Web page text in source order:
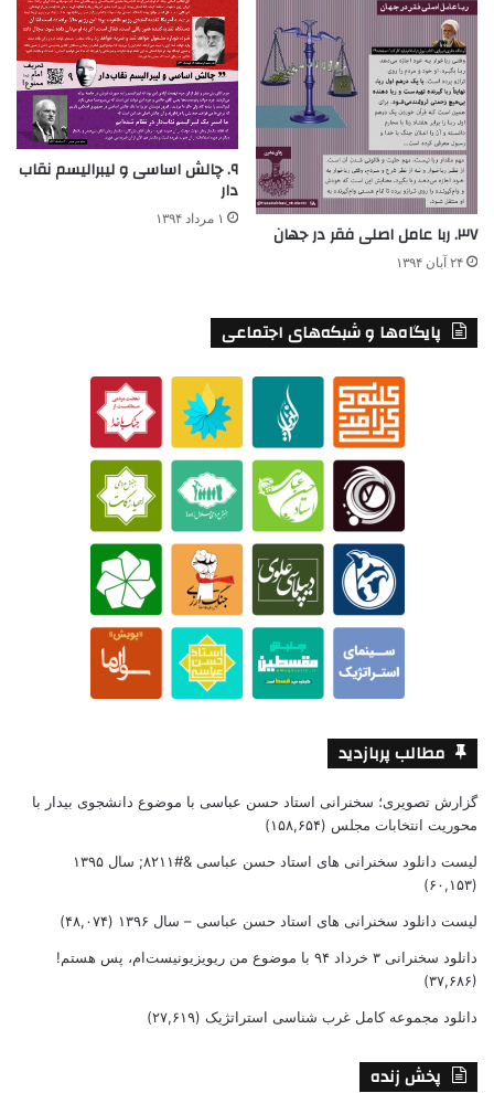
۳۷. ربا عامل اصلی فقر در جهان
۲۴ آبان ۱۳۹۴
۹. چالش اساسی و لیبرالیسم نقاب
دار
۱ مرداد ۱۳۹۴
پایگاه‌ها و شبکه‌های اجتماعی
مطالب پربازدید
گزارش تصویری؛ سخنرانی استاد حسن عباسی با موضوع دانشجوی بیدار با
محوریت انتخابات مجلس (۱۵۸,۶۵۴)
لیست دانلود سخنرانی های استاد حسن عباسی &#۸۲۱۱; سال ۱۳۹۵
(۶۰,۱۵۳)
لیست دانلود سخنرانی های استاد حسن عباسی – سال ۱۳۹۶ (۴۸,۰۷۴)
دانلود سخنرانی ۳ خرداد ۹۴ با موضوع من ریویزیونیست‌ام، پس هستم!
(۳۷,۶۸۶)
دانلود مجموعه کامل غرب شناسی استراتژیک (۲۷,۶۱۹)
پخش زنده